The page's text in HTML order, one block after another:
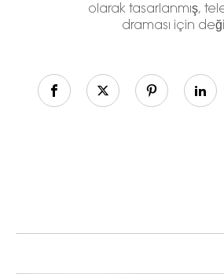
olarak tasarlanmış,
draması için